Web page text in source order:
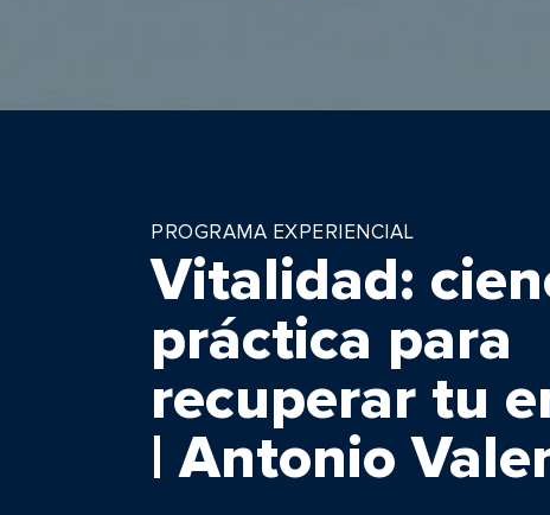
PROGRAMA EXPERIENCIAL
Vitalidad:
práctica para
recuperar tu
| Antonio